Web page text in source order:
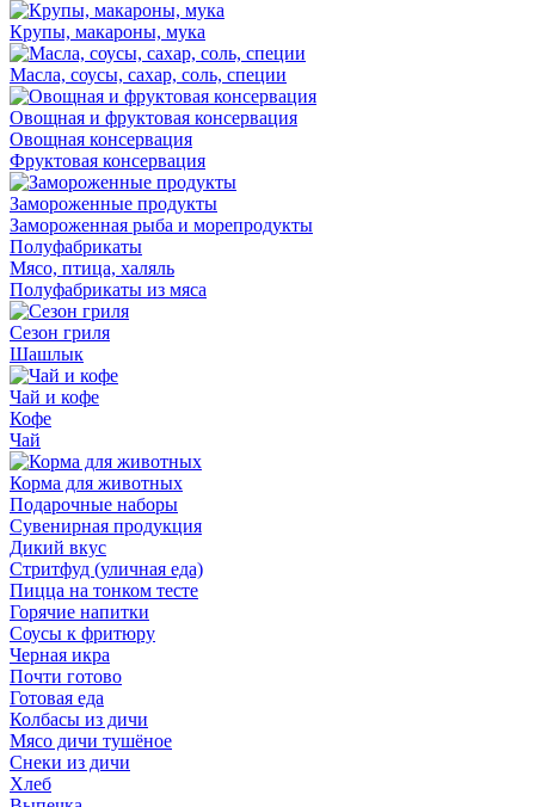
Крупы, макароны, мука
Масла, соусы, сахар, соль, специи
Овощная и фруктовая консервация
Овощная консервация
Фруктовая консервация
Замороженные продукты
Замороженная рыба и морепродукты
Полуфабрикаты
Мясо, птица, халяль
Полуфабрикаты из мяса
Сезон гриля
Шашлык
Чай и кофе
Кофе
Чай
Корма для животных
Подарочные наборы
Сувенирная продукция
Дикий вкус
Стритфуд (уличная еда)
Пицца на тонком тесте
Горячие напитки
Соусы к фритюру
Черная икра
Почти готово
Готовая еда
Колбасы из дичи
Мясо дичи тушёное
Снеки из дичи
Хлеб